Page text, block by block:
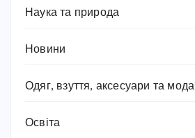
Наука та природа
Новини
Одяг, взуття, аксесуари та мода
Освіта